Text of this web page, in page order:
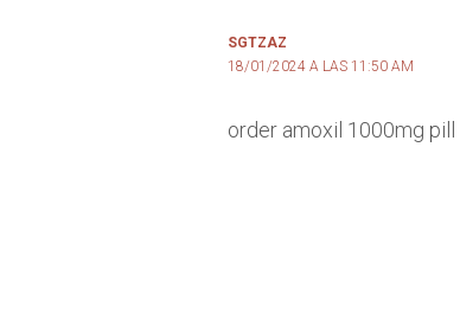
SGTZAZ
18/01/2024 A LAS 11:50 AM
order amoxil 1000mg pill